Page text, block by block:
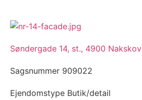
Søndergade 14, st., 4900 Nakskov
Sagsnummer 909022
Ejendomstype Butik/detail